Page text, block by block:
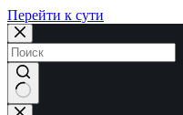
Перейти к сути
Ничего